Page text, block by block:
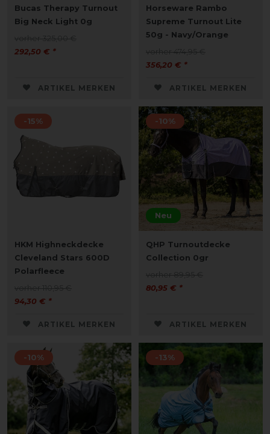
Bucas Therapy Turnout
Big Neck Light 0g
292,50 € *
ARTIKEL MERKEN
Horseware Rambo
Supreme Turnout Lite
50g - Navy/Orange
356,20 € *
ARTIKEL MERKEN
-15%
HKM Highneckdecke
Cleveland Stars 600D
Polarfleece
94,30 € *
ARTIKEL MERKEN
Neu
-10%
QHP Turnoutdecke
Collection 0gr
80,95 € *
ARTIKEL MERKEN
-10% -13%